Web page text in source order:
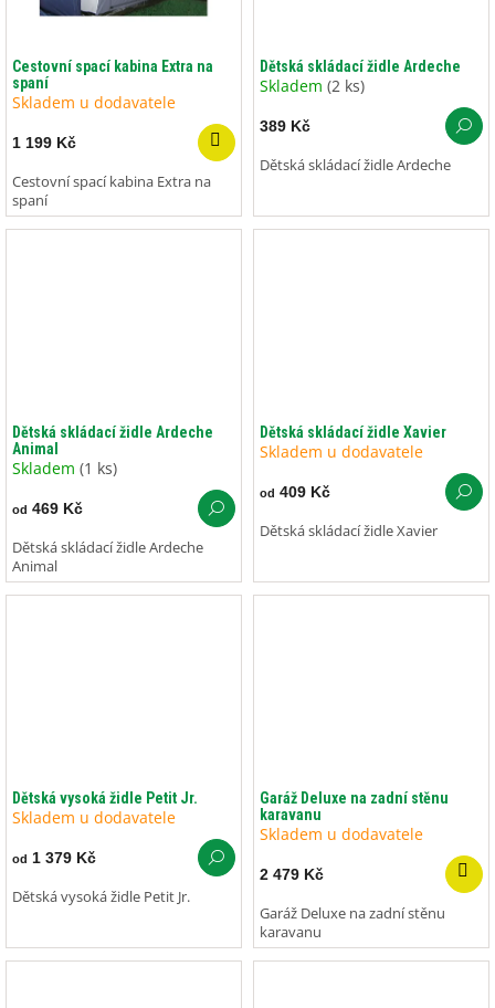
Cestovní spací kabina Extra na
spaní
Skladem u dodavatele
1 199 Kč
Cestovní spací kabina Extra na
spaní
Dětská skládací židle Ardeche
Skladem (2 ks)
389 Kč
Dětská skládací židle Ardeche
Dětská skládací židle Ardeche
Animal
Skladem (1 ks)
od 469 Kč
Dětská skládací židle Ardeche
Animal
Dětská skládací židle Xavier
Skladem u dodavatele
od 409 Kč
Dětská skládací židle Xavier
Dětská vysoká židle Petit Jr.
Skladem u dodavatele
od 1 379 Kč
Dětská vysoká židle Petit Jr.
Garáž Deluxe na zadní stěnu
karavanu
Skladem u dodavatele
2 479 Kč
Garáž Deluxe na zadní stěnu
karavanu